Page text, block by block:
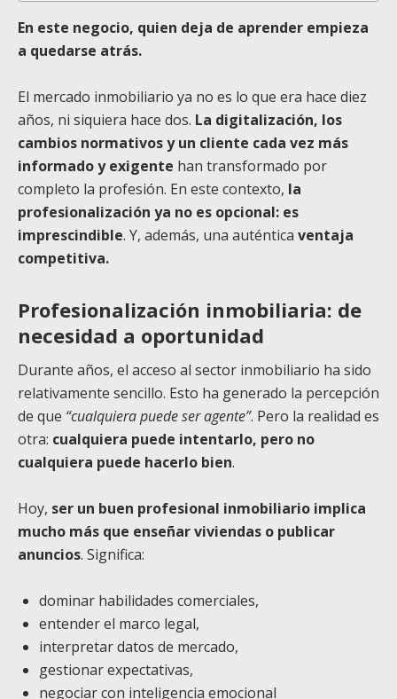
En este negocio, quien deja de aprender empieza
a quedarse atrás.
El mercado inmobiliario ya no es lo que era hace diez
años, ni siquiera hace dos. La digitalización, los
cambios normativos y un cliente cada vez más
informado y exigente han transformado por
completo la profesión. En este contexto, la
profesionalización ya no es opcional: es
imprescindible. Y, además, una auténtica ventaja
competitiva.
Profesionalización inmobiliaria: de
necesidad a oportunidad
Durante años, el acceso al sector inmobiliario ha sido
relativamente sencillo. Esto ha generado la percepción
de que “cualquiera puede ser agente”. Pero la realidad es
otra: cualquiera puede intentarlo, pero no
cualquiera puede hacerlo bien.
Hoy, ser un buen profesional inmobiliario implica
mucho más que enseñar viviendas o publicar
anuncios. Significa:
dominar habilidades comerciales,
entender el marco legal,
interpretar datos de mercado,
gestionar expectativas,
negociar con inteligencia emocional